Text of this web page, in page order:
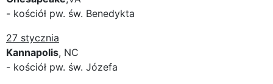
- kościół pw. św. Benedykta
27 stycznia
Kannapolis, NC
- kościół pw. św. Józefa